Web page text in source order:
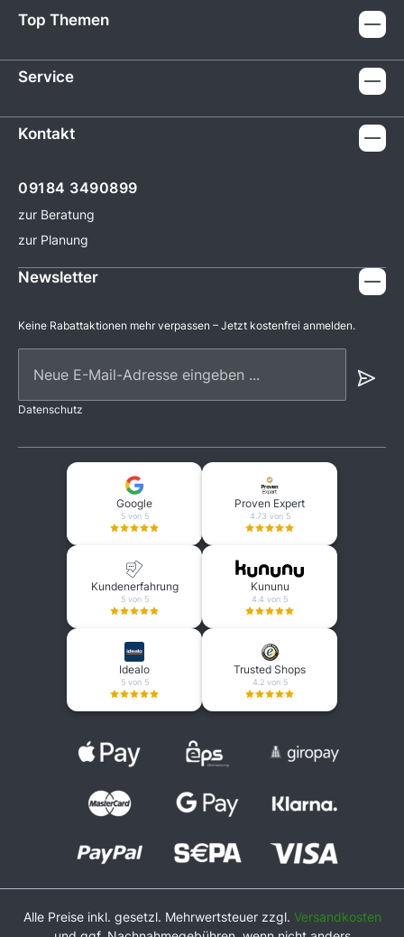
Top Themen
Service
Kontakt
09184 3490899
zur Beratung
zur Planung
Newsletter
Keine Rabattaktionen mehr verpassen – Jetzt kostenfrei anmelden.
Datenschutz
Google
5 von 5
Proven Expert
4.73 von 5
Kundenerfahrung
5 von 5
Kununu
4.4 von 5
Idealo
5 von 5
Trusted Shops
4.2 von 5
Alle Preise inkl. gesetzl. Mehrwertsteuer zzgl. Versandkosten